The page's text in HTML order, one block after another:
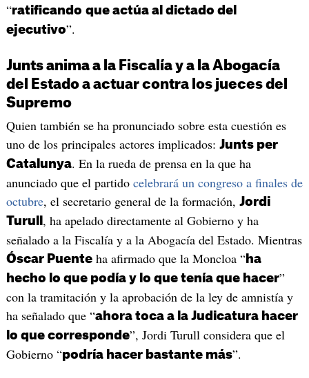
“ratificando que actúa al dictado del
ejecutivo”.
Junts anima a la Fiscalía y a la Abogacía
del Estado a actuar contra los jueces del
Supremo
Quien también se ha pronunciado sobre esta cuestión es
uno de los principales actores implicados: Junts per
Catalunya. En la rueda de prensa en la que ha
anunciado que el partido celebrará un congreso a finales de
octubre, el secretario general de la formación, Jordi
Turull , ha apelado directamente al Gobierno y ha
señalado a la Fiscalía y a la Abogacía del Estado. Mientras
Óscar Puenteha afirmado que la Moncloa “ha
hecho lo que podía y lo que tenía que hacer”
con la tramitación y la aprobación de la ley de amnistía y
ha señalado que “ahora toca a la Judicatura hacer
lo que corresponde”, Jordi Turull considera que el
Gobierno “podría hacer bastante más”.